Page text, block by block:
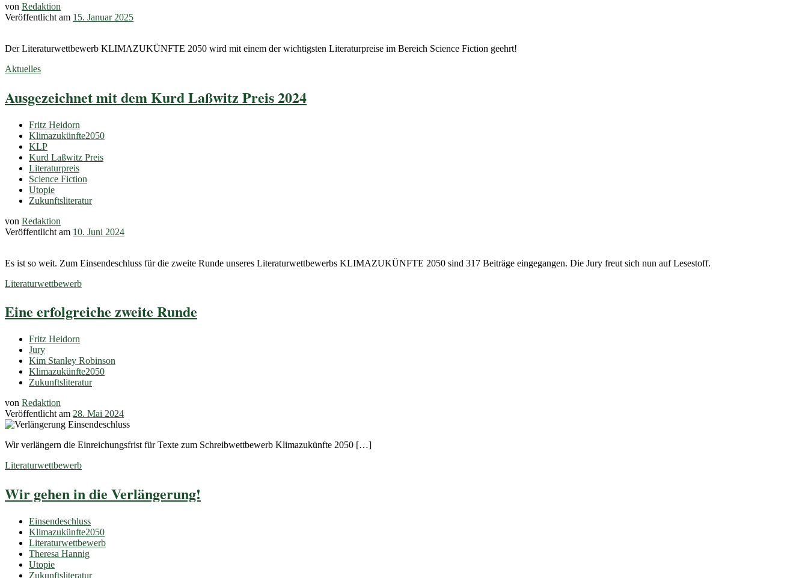
von Redaktion
Veröffentlicht am 15. Januar 2025
Der Literaturwettbewerb KLIMAZUKÜNFTE 2050 wird mit einem der wichtigsten Literaturpreise im Bereich Science Fiction geehrt!
Aktuelles
Ausgezeichnet mit dem Kurd Laßwitz Preis 2024
Fritz Heidorn
Klimazukünfte2050
KLP
Kurd Laßwitz Preis
Literaturpreis
Science Fiction
Utopie
Zukunftsliteratur
von Redaktion
Veröffentlicht am 10. Juni 2024
Es ist so weit. Zum Einsendeschluss für die zweite Runde unseres Literaturwettbewerbs KLIMAZUKÜNFTE 2050 sind 317 Beiträge eingegangen. Die Jury freut sich nun auf Lesestoff.
Literaturwettbewerb
Eine erfolgreiche zweite Runde
Fritz Heidorn
Jury
Kim Stanley Robinson
Klimazukünfte2050
Zukunftsliteratur
von Redaktion
Veröffentlicht am 28. Mai 2024
Wir verlängern die Einreichungsfrist für Texte zum Schreibwettbewerb Klimazukünfte 2050 […]
Literaturwettbewerb
Wir gehen in die Verlängerung!
Einsendeschluss
Klimazukünfte2050
Literaturwettbewerb
Theresa Hannig
Utopie
Zukunftsliteratur